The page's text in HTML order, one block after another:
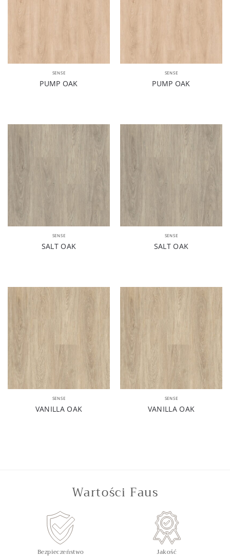
SENSE
PUMP OAK
SENSE
PUMP OAK
SENSE
SALT OAK
SENSE
SALT OAK
SENSE
VANILLA OAK
SENSE
VANILLA OAK
Wartości Faus
Bezpieczeństwo Jakość